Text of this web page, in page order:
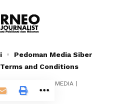
BORNEO MULTIMEDIA |
Pedoman Media Siber
Terms and Conditions